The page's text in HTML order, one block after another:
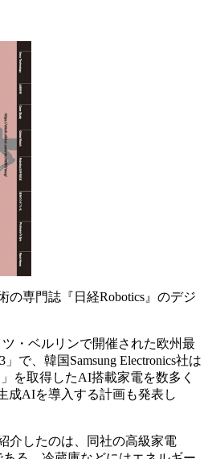
の専門誌『日経Robotics』のデジ
・ベルリンで開催された欧州最
で、韓国Samsung Electronics社は
を取得したAI搭載家電を数多く
成AIを導入する計画も発表し
したのは、同社の高級家電